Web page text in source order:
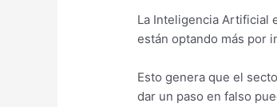
La Inteligencia Artificial
están optando más por
Esto genera que el
dar un paso en falso